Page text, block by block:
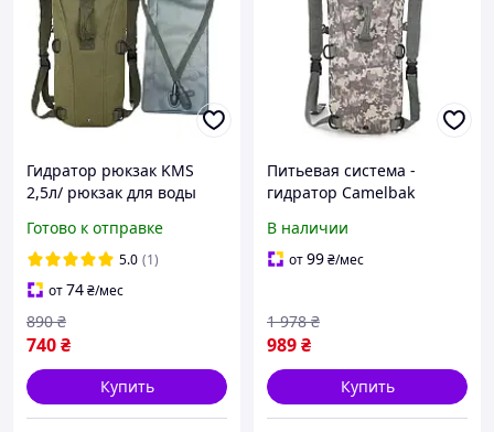
Гидратор рюкзак KMS
2,5л/ рюкзак для воды
Готово к отправке
5.0 (1)
от74₴/мес
740₴
890 ₴
Купить
Питьевая система -
гидратор Camelbak
страйкбола
туристический военный
В наличии
от99₴/мес
989₴
1 978 ₴
Купить